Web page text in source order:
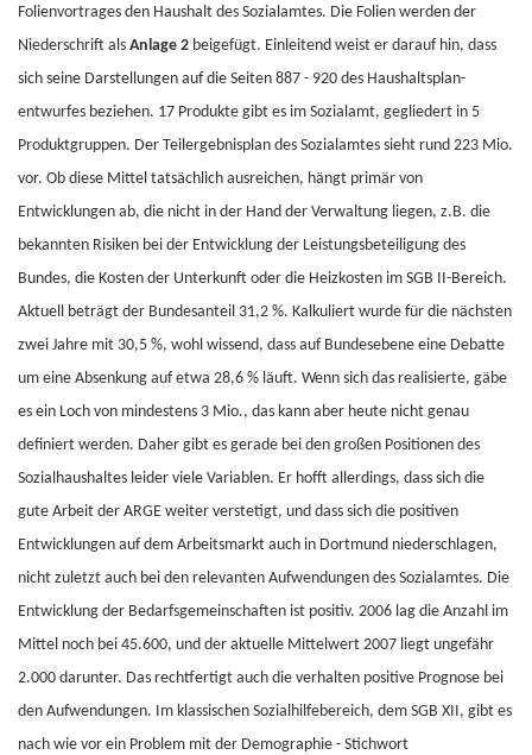
Folienvortrages den Haushalt des Sozialamtes. Die Folien werden der
Niederschrift als Anlage 2 beigefügt. Einleitend weist er darauf hin, dass
sich seine Darstellungen auf die Seiten 887 - 920 des Haushaltsplan-
entwurfes beziehen. 17 Produkte gibt es im Sozialamt, gegliedert in 5
Produktgruppen. Der Teilergebnisplan des Sozialamtes sieht rund 223 Mio.
vor. Ob diese Mittel tatsächlich ausreichen, hängt primär von
Entwicklungen ab, die nicht in der Hand der Verwaltung liegen, z.B. die
bekannten Risiken bei der Entwicklung der Leistungsbeteiligung des
Bundes, die Kosten der Unterkunft oder die Heizkosten im SGB II-Bereich.
Aktuell beträgt der Bundesanteil 31,2 %. Kalkuliert wurde für die nächsten
zwei Jahre mit 30,5 %, wohl wissend, dass auf Bundesebene eine Debatte
um eine Absenkung auf etwa 28,6 % läuft. Wenn sich das realisierte, gäbe
es ein Loch von mindestens 3 Mio., das kann aber heute nicht genau
definiert werden. Daher gibt es gerade bei den großen Positionen des
Sozialhaushaltes leider viele Variablen. Er hofft allerdings, dass sich die
gute Arbeit der ARGE weiter verstetigt, und dass sich die positiven
Entwicklungen auf dem Arbeitsmarkt auch in Dortmund niederschlagen,
nicht zuletzt auch bei den relevanten Aufwendungen des Sozialamtes. Die
Entwicklung der Bedarfsgemeinschaften ist positiv. 2006 lag die Anzahl im
Mittel noch bei 45.600, und der aktuelle Mittelwert 2007 liegt ungefähr
2.000 darunter. Das rechtfertigt auch die verhalten positive Prognose bei
den Aufwendungen. Im klassischen Sozialhilfebereich, dem SGB XII, gibt es
nach wie vor ein Problem mit der Demographie - Stichwort